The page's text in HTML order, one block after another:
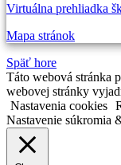
Virtuálna prehliadka
Mapa stránok
Späť hore
Táto webová stránka
webovej stránky
Nastavenia cookies
Nastavenie súkromia